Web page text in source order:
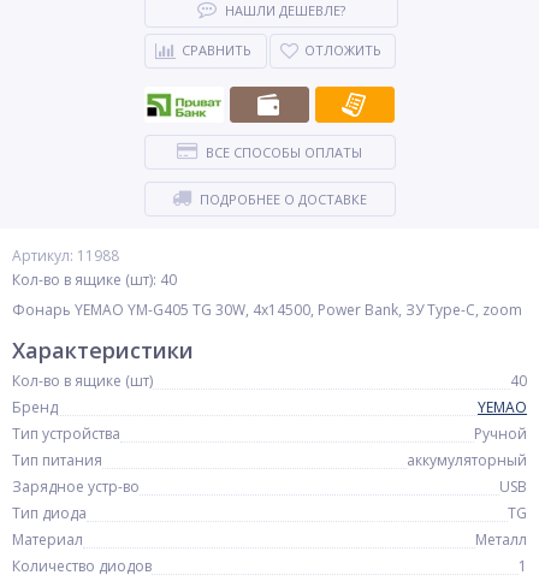
Артикул: 11988
Кол-во в ящике (шт): 40
Фонарь YEMAO YM-G405 TG 30W, 4x14500, Power Bank, ЗУ Type-C, zoom
НАШЛИ ДЕШЕВЛЕ?
СРАВНИТЬ ОТЛОЖИТЬ
ВСЕ СПОСОБЫ ОПЛАТЫ
ПОДРОБНЕЕ О ДОСТАВКЕ
Характеристики
Кол-во в ящике (шт)
40
Бренд
YEMAO
Тип устройства
Ручной
Тип питания
аккумуляторный
Зарядное устр-во
USB
Тип диода
TG
Материал
Металл
Количество диодов
1